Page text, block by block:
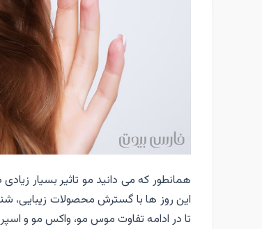
همانطور که می دانید مو تاثیر بسیار
این روز ها با گسترش محصولات زیبایی،
تا در ادامه تفاوت موس مو، واکس مو و